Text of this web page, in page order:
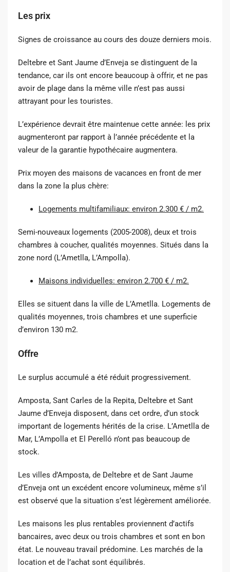
Les prix
Signes de croissance au cours des douze derniers mois.
Deltebre et Sant Jaume d’Enveja se distinguent de la
tendance, car ils ont encore beaucoup à offrir, et ne pas
avoir de plage dans la même ville n’est pas aussi
attrayant pour les touristes.
L’expérience devrait être maintenue cette année: les prix
augmenteront par rapport à l’année précédente et la
valeur de la garantie hypothécaire augmentera.
Prix ​​moyen des maisons de vacances en front de mer
dans la zone la plus chère:
Logements multifamiliaux: environ 2.300 € / m2.
Semi-nouveaux logements (2005-2008), deux et trois
chambres à coucher, qualités moyennes. Situés dans la
zone nord (L’Ametlla, L’Ampolla).
Maisons individuelles: environ 2.700 € / m2.
Elles se situent dans la ville de L’Ametlla. Logements de
qualités moyennes, trois chambres et une superficie
d’environ 130 m2.
Offre
Le surplus accumulé a été réduit progressivement.
Amposta, Sant Carles de la Repita, Deltebre et Sant
Jaume d’Enveja disposent, dans cet ordre, d’un stock
important de logements hérités de la crise. L’Ametlla de
Mar, L’Ampolla et El Perelló n’ont pas beaucoup de
stock.
Les villes d’Amposta, de Deltebre et de Sant Jaume
d’Enveja ont un excédent encore volumineux, même s’il
est observé que la situation s’est légèrement améliorée.
Les maisons les plus rentables proviennent d’actifs
bancaires, avec deux ou trois chambres et sont en bon
état. Le nouveau travail prédomine. Les marchés de la
location et de l’achat sont équilibrés.